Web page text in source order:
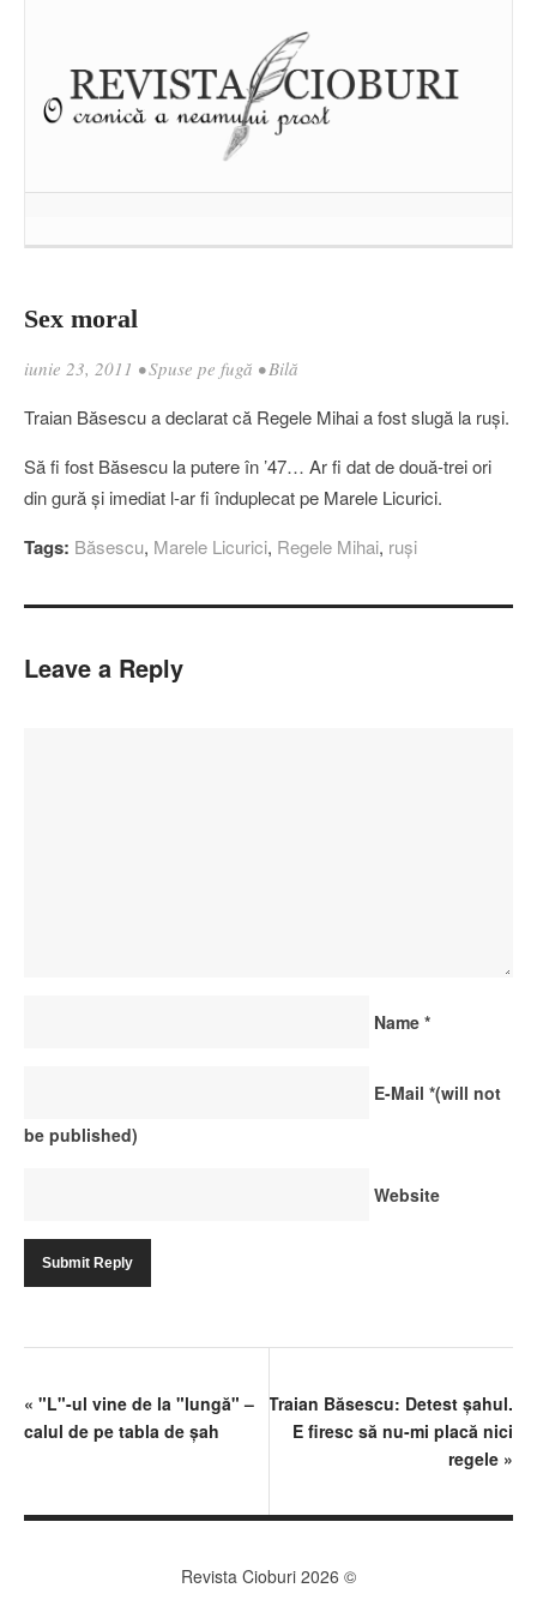
Sex moral
iunie 23, 2011 •Spuse pe fugă •Bilă
Traian Băsescu a declarat că Regele Mihai a fost slugă la ruşi.
Să fi fost Băsescu la putere în ’47… Ar fi dat de două-trei ori
din gură şi imediat l-ar fi înduplecat pe Marele Licurici.
Tags: Băsescu, Marele Licurici, Regele Mihai, ruşi
Leave a Reply
Name *
E-Mail *(will not
be published)
Website
« "L"-ul vine de la "lungă" –
calul de pe tabla de şah
Traian Băsescu: Detest şahul.
E firesc să nu-mi placă nici
regele »
Revista Cioburi 2026 ©